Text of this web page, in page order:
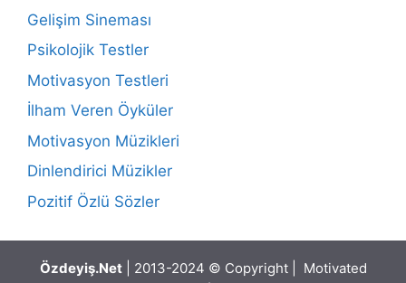
Gelişim Sineması
Psikolojik Testler
Motivasyon Testleri
İlham Veren Öyküler
Motivasyon Müzikleri
Dinlendirici Müzikler
Pozitif Özlü Sözler
Özdeyiş.Net| 2013-2024 © Copyright | Motivated